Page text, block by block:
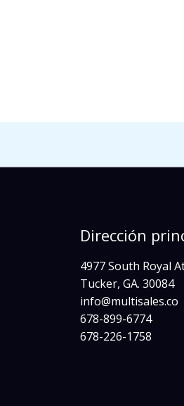
Dirección
4977 South Royal
Tucker, GA. 30084
info@multisales.co​
678-899-6774
678-226-1758